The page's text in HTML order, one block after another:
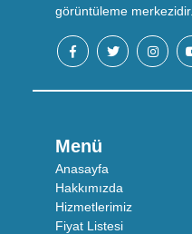
görüntüleme merkezidir.
Menü
Anasayfa
Hakkımızda
Hizmetlerimiz
Fiyat Listesi